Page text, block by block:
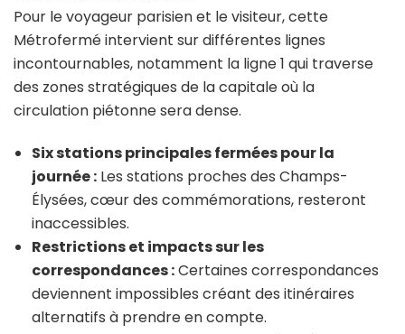
Pour le voyageur parisien et le visiteur, cette
Métrofermé intervient sur différentes lignes
incontournables, notamment la ligne 1 qui traverse
des zones stratégiques de la capitale où la
circulation piétonne sera dense.
Six stations principales fermées pour la
journée : Les stations proches des Champs-
Élysées, cœur des commémorations, resteront
inaccessibles.
Restrictions et impacts sur les
correspondances :Certaines correspondances
deviennent impossibles créant des itinéraires
alternatifs à prendre en compte.